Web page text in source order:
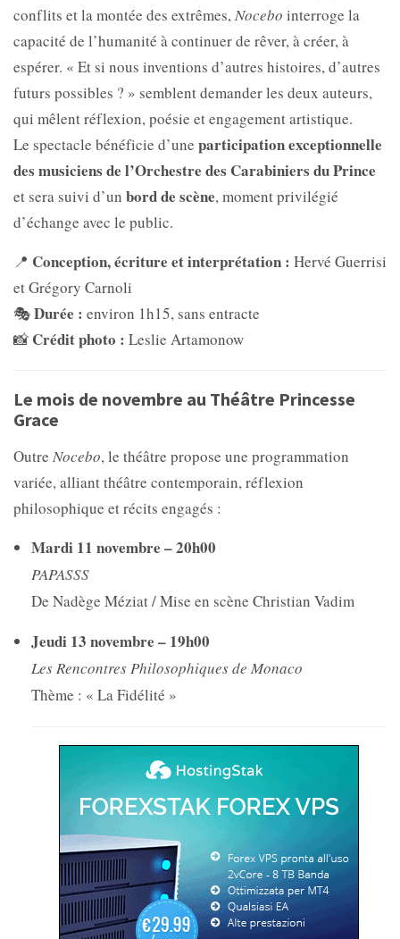
conflits et la montée des extrêmes, Nocebo interroge la
capacité de l’humanité à continuer de rêver, à créer, à
espérer. « Et si nous inventions d’autres histoires, d’autres
futurs possibles ? » semblent demander les deux auteurs,
qui mêlent réflexion, poésie et engagement artistique.
Le spectacle bénéficie d’une participation exceptionnelle
des musiciens de l’Orchestre des Carabiniers du Prince
et sera suivi d’un bord de scène, moment privilégié
d’échange avec le public.
📍 Conception, écriture et interprétation : Hervé Guerrisi
et Grégory Carnoli
🎭Durée : environ 1h15, sans entracte
📸 Crédit photo : Leslie Artamonow
Le mois de novembre au Théâtre Princesse
Grace
Outre Nocebo, le théâtre propose une programmation
variée, alliant théâtre contemporain, réflexion
philosophique et récits engagés :
Mardi 11 novembre – 20h00
PAPASSS
De Nadège Méziat / Mise en scène Christian Vadim
Jeudi 13 novembre – 19h00
Les Rencontres Philosophiques de Monaco
Thème : « La Fidélité »